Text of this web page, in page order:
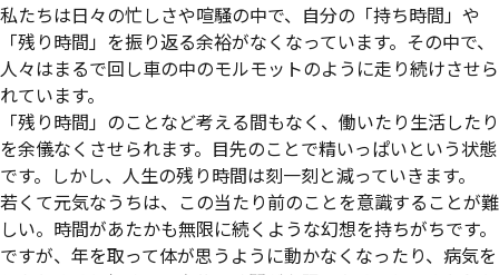
私たちは日々の忙しさや喧騒の中で、自分の「持ち時間」や
「残り時間」を振り返る余裕がなくなっています。その中で、
人々はまるで回し車の中のモルモットのように走り続けさせら
れています。
「残り時間」のことなど考える間もなく、働いたり生活したり
を余儀なくさせられます。目先のことで精いっぱいという状態
です。しかし、人生の残り時間は刻一刻と減っていきます。
若くて元気なうちは、この当たり前のことを意識することが難
しい。時間があたかも無限に続くような幻想を持ちがちです。
ですが、年を取って体が思うように動かなくなったり、病気を